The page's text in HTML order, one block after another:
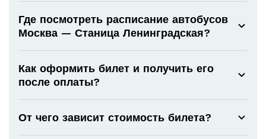
Где посмотреть расписание автобусов
Москва — Станица Ленинградская?
Как оформить билет и получить его
после оплаты?
От чего зависит стоимость билета?